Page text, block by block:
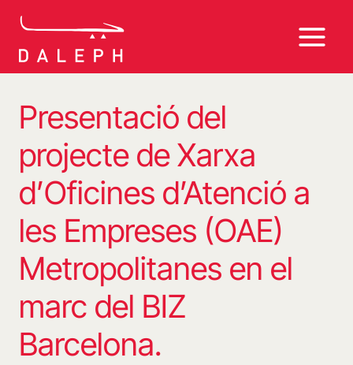
Presentació del
projecte de Xarxa
d’Oficines d’Atenció a
les Empreses (OAE)
Metropolitanes en el
marc del BIZ
Barcelona.